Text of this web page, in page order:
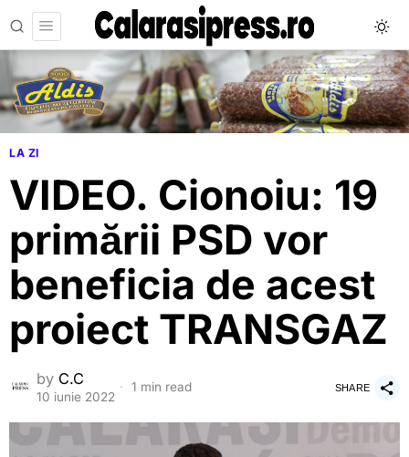
LA ZI
VIDEO. Cionoiu: 19
primării PSD vor
beneficia de acest
proiect TRANSGAZ
by C.C
10 iunie 2022
1 min read SHARE